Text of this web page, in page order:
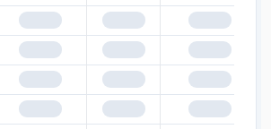
$1,345 $1,345
$1,345
$1,345 $1,345
$1,345
$1,345 $1,345
$1,345
$1,345 $1,345 $1,345